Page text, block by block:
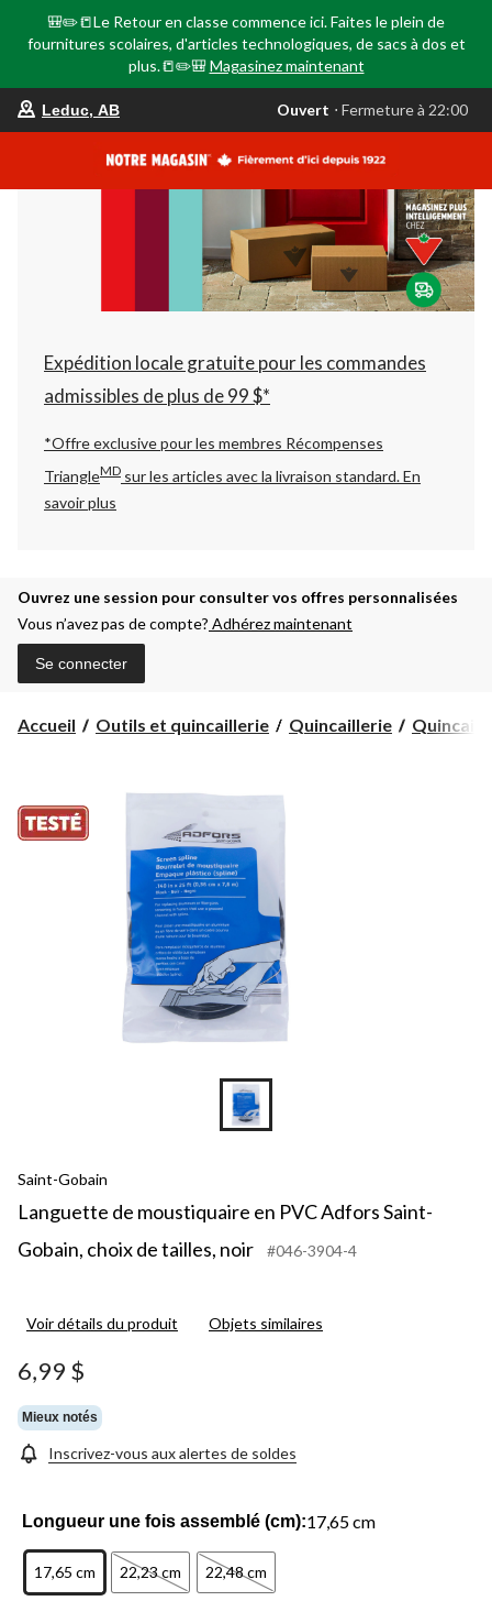
🎒✏️📒Le Retour en classe commence ici. Faites le plein de
fournitures scolaires, d'articles technologiques, de sacs à dos et
plus.📒✏️🎒 Magasinez maintenant
votre
est
AB,
Ouvert,
Fermeture
à
22:00
changer
Leduc, AB Ouvert ⋅ Fermeture à 22:00
Expédition locale gratuite pour les commandes
admissibles de plus de 99 $*
*Offre exclusive pour les membres Récompenses
TriangleMD sur les articles avec la livraison standard.En
savoir plus
Ouvrez une session pour consulter vos offres personnalisées
Vous n’avez pas de compte? Adhérez maintenant
Se connecter
Accueil Outils et quincaillerie Quincaillerie
Saint-Gobain
Languette de moustiquaire en PVC Adfors Saint-
Gobain, choix de tailles, noir
#046-3904-4
Voir détails du produit Objets similaires
6,99 $
Mieux notés
Inscrivez-vous aux alertes de soldes
Longueur une fois assemblé (cm):17,65 cm
17,65 cm 22,23 cm 22,48 cm